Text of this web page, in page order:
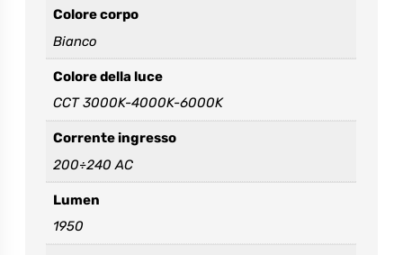
privacy*
Please
leave
this
field
empty.
Colore corpo
Bianco
Colore della luce
CCT 3000K-4000K-6000K
Corrente ingresso
200÷240 AC
Lumen
1950